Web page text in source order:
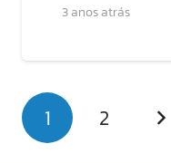
3 anos atrás
1 2